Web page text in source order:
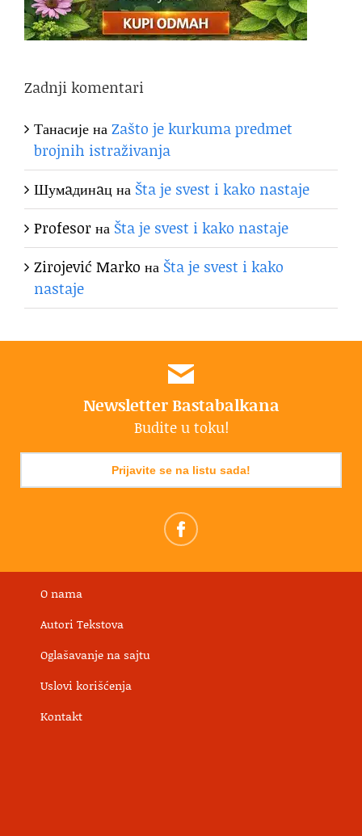
Zadnji komentari
ТанасијенаZašto je kurkuma predmet
brojnih istraživanja
Шумaдинaцна Šta je svest i kako nastaje
Profesorна Šta je svest i kako nastaje
Zirojević Marko на Šta je svest i kako
nastaje
Newsletter Bastabalkana
Budite u toku!
Prijavite se na listu sada!
O nama
Autori Tekstova
Oglašavanje na sajtu
Uslovi korišćenja
Kontakt